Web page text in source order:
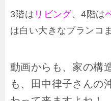
3階は リビング、4階は
は白い大きなブランコ
動画からも、家の構
も、田中律子さんの